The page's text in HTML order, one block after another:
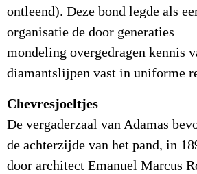
ontleend). Deze bond legde als
organisatie de door generaties
mondeling overgedragen kennis
diamantslijpen vast in uniforme
Chevresjoeltjes
De vergaderzaal van Adamas
de achterzijde van het pand, in
door architect Emanuel Marcus